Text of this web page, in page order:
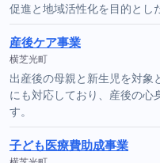
促進と地域活性化を目的とし
産後ケア事業
横芝光町
出産後の母親と新生児を対象
にも対応しており、産後の心
す。
子ども医療費助成事業